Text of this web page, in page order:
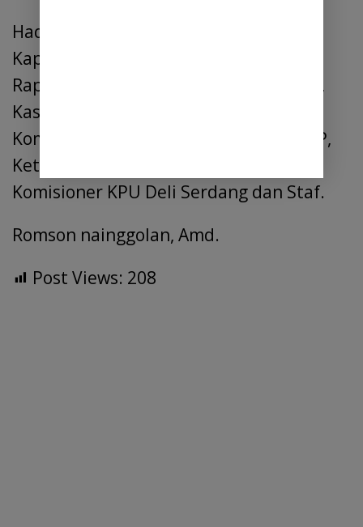
Hadir dalam kegiatan tersebut,
Kapolresta Deli Serdang Kombes Pol.
Raphael Sandhy Cahya Priambodo, SIK,
Kasat IntelKam Polresta Deli Serdang
Kompol Syarial Effendi Siregar SH.M.AP,
Ketua KPU DS Relis Yanti Panjaitan,
Komisioner KPU Deli Serdang dan Staf.
Romson nainggolan, Amd.
Post Views: 208